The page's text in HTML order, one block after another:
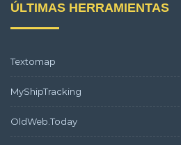
ÚLTIMAS HERRAMIENTAS
Textomap
MyShipTracking
OldWeb.Today